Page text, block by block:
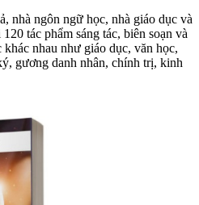
nhà ngôn ngữ học, nhà giáo dục và
tác phẩm sáng tác, biên soạn và
nhau như giáo dục, văn học,
gương danh nhân, chính trị, kinh